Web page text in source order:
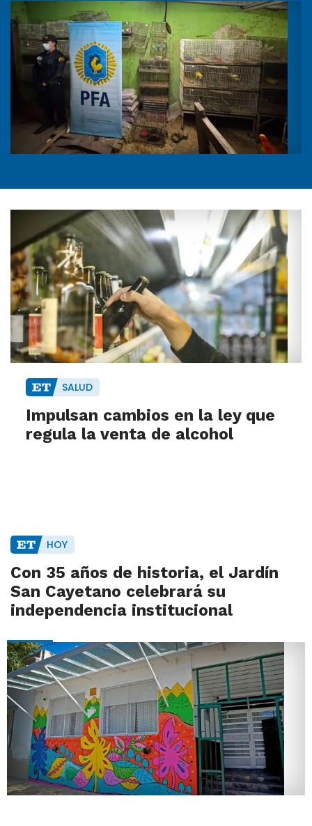
SALUD
Impulsan cambios en la ley que
regula la venta de alcohol
HOY
Con 35 años de historia, el Jardín
San Cayetano celebrará su
independencia institucional